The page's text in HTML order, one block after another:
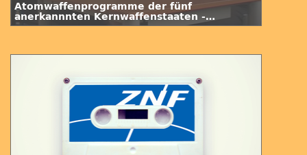
Atomwaffenprogramme der fünf
anerkannnten Kernwaffenstaaten -
Interview mit Dr. Annette Schaper